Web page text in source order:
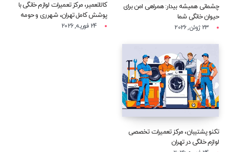
چشمانی همیشه بیدار: همراهی امن برای
حیوان خانگی شما
23 ژوئن, 2026
کالاتعمیر، مرکز تعمیرات لوازم خانگی با
پوشش کامل تهران، شهرری و حومه
24 فوریه, 2026
تکنو پشتیبان، مرکز تعمیرات تخصصی
لوازم خانگی در تهران